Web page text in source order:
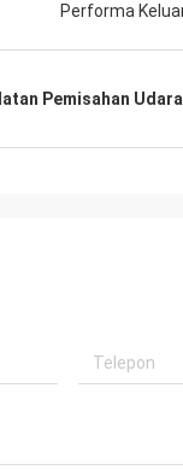
Performa
Pemisahan